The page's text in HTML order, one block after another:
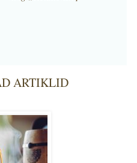
ARTIKLID